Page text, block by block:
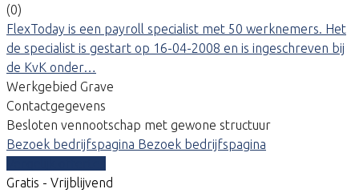
(0)
FlexToday is een payroll specialist met 50 werknemers. Het
de specialist is gestart op 16-04-2008 en is ingeschreven bij
de KvK onder…
Werkgebied Grave
Contactgegevens
Besloten vennootschap met gewone structuur
Bezoek bedrijfspagina Bezoek bedrijfspagina
Gratis - Vrijblijvend